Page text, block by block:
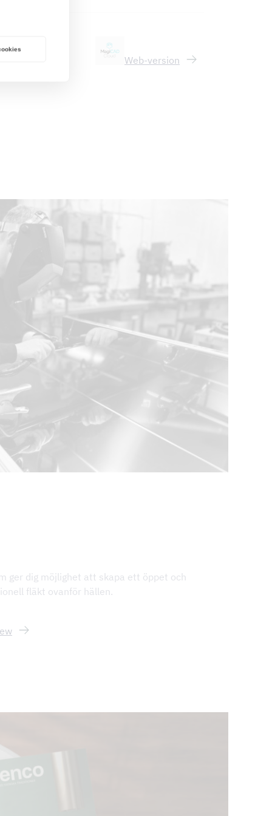
Web-version
ger dig möjlighet att skapa ett öppet och
fläkt ovanför hällen.